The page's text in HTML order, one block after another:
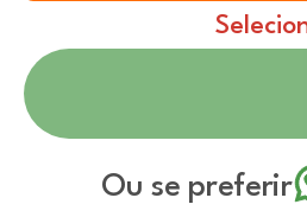
Ou se preferir